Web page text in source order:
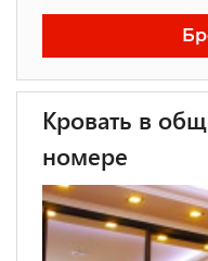
Кровать в
номере